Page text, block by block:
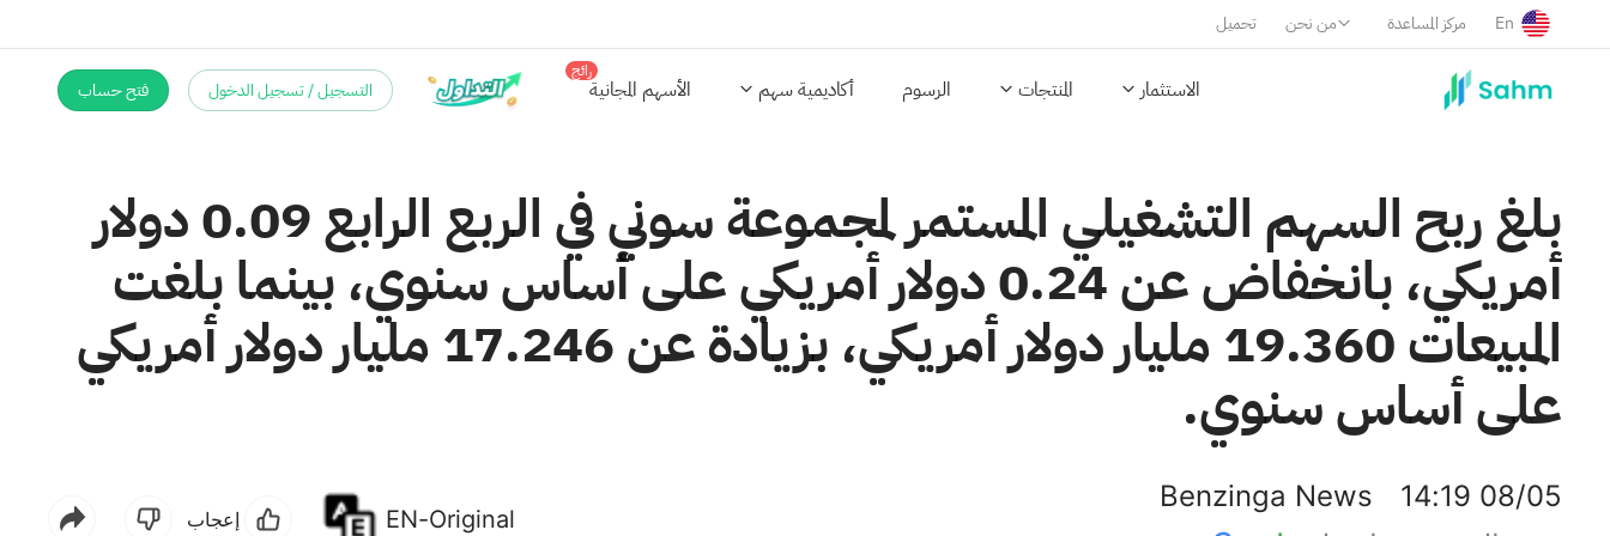
تحميل من نحن مركز المساعدة En
الاستثمار المنتجات الرسوم أكاديمية سهم الأسهم المجانية
رائج
التسجيل / تسجيل الدخول فتح حساب
بلغ ربح السهم التشغيلي المستمر لمجموعة سوني في الربع الرابع 0.09 دولار
أمريكي، بانخفاض عن 0.24 دولار أمريكي على أساس سنوي، بينما بلغت
المبيعات 19.360 مليار دولار أمريكي، بزيادة عن 17.246 مليار دولار أمريكي
على أساس سنوي.
Benzinga News
14:19 08/05
EN-Original إعجاب